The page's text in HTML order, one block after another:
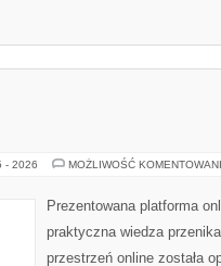
- 2026 MOŻLIWOŚĆ
Prezentowana platforma
praktyczna wiedza
przestrzeń online została